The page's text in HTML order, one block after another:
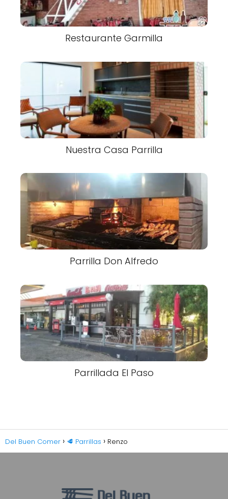
Restaurante Garmilla
Nuestra Casa Parrilla
Parrilla Don Alfredo
Parrillada El Paso
Del Buen Comer 🥩 Parrillas Renzo